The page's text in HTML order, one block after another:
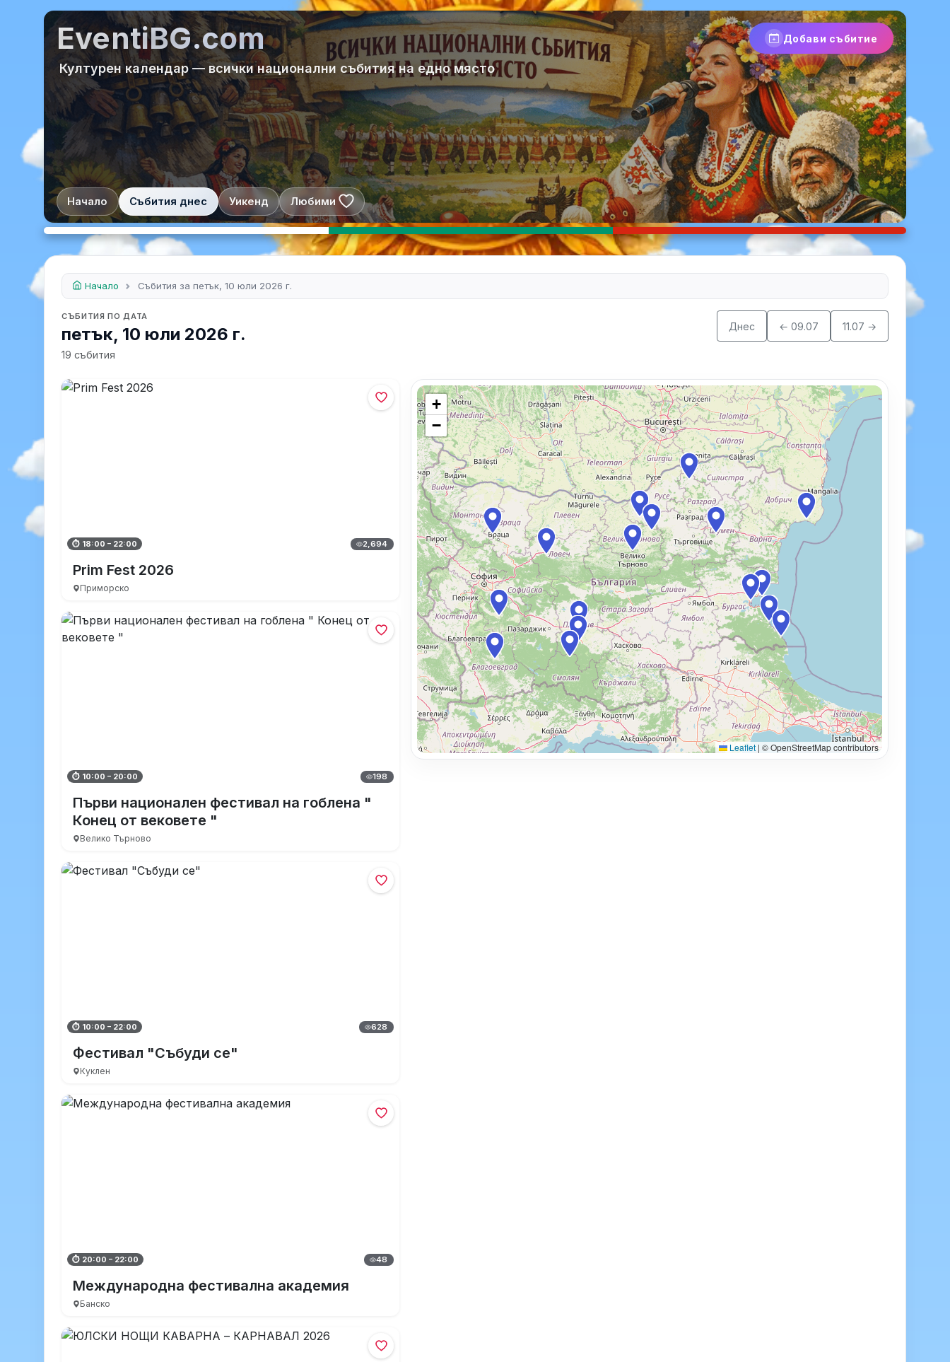
EventiBG.com Добави събитие
Културен календар — всички национални събития на едно място
Начало Събития днес Уикенд Любими
Начало Събития за петък, 10 юли 2026 г.
СЪБИТИЯ ПО ДАТА
петък, 10 юли 2026 г.
19 събития
Днес ← 09.07 11.07 →
+
−
Leaflet | © OpenStreetMap contributors
⏱ 18:00 – 22:00 2,694
Prim Fest 2026
Приморско
⏱ 10:00 – 20:00 198
Първи национален фестивал на гоблена "
Конец от вековете "
Велико Търново
⏱ 10:00 – 22:00 628
Фестивал "Събуди се"
Куклен
⏱ 20:00 – 22:00 48
Международна фестивална академия
Банско